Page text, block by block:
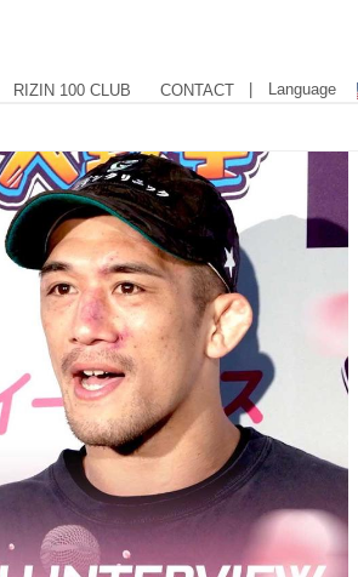
RIZIN 100 CLUB CONTACT | Language